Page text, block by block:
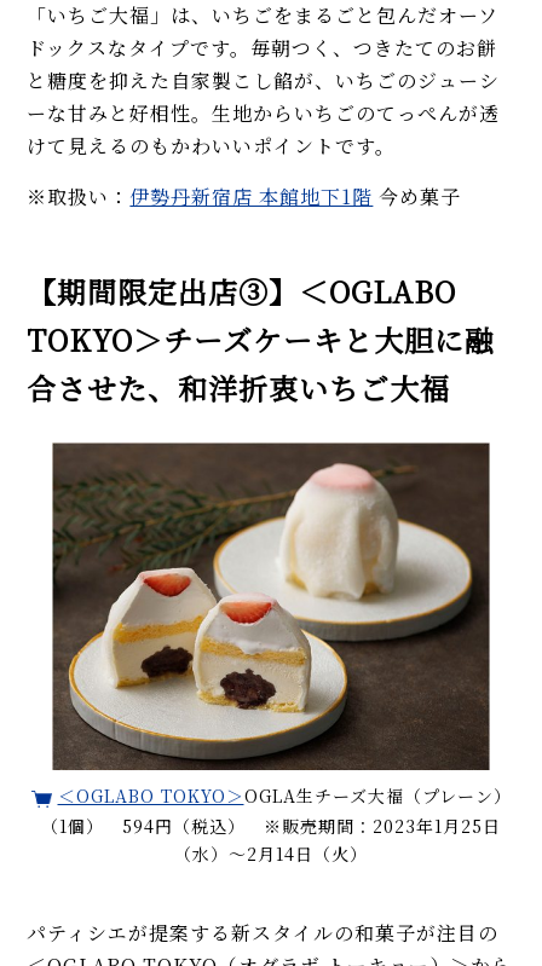
「いちご大福」は、いちごをまるごと包んだオーソ
ドックスなタイプです。毎朝つく、つきたてのお餅
と糖度を抑えた自家製こし餡が、いちごのジューシ
ーな甘みと好相性。生地からいちごのてっぺんが透
けて見えるのもかわいいポイントです。
※取扱い： 伊勢丹新宿店 本館地下1階 今め菓子
【期間限定出店③】＜OGLABO
TOKYO＞チーズケーキと大胆に融
合させた、和洋折衷いちご大福
＜OGLABO TOKYO＞OGLA生チーズ大福（プレーン）
（1個） 594円（税込） ※販売期間：2023年1月25日
（水）〜2月14日（火）
パティシエが提案する新スタイルの和菓子が注目の